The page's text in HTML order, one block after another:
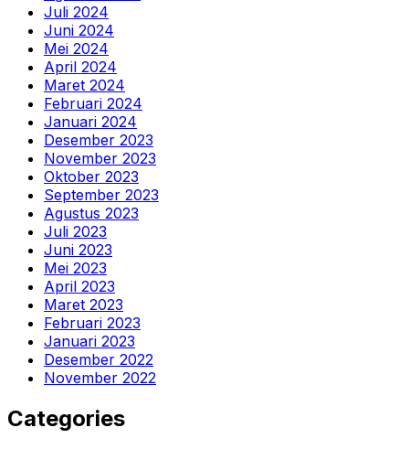
Juli 2024
Juni 2024
Mei 2024
April 2024
Maret 2024
Februari 2024
Januari 2024
Desember 2023
November 2023
Oktober 2023
September 2023
Agustus 2023
Juli 2023
Juni 2023
Mei 2023
April 2023
Maret 2023
Februari 2023
Januari 2023
Desember 2022
November 2022
Categories